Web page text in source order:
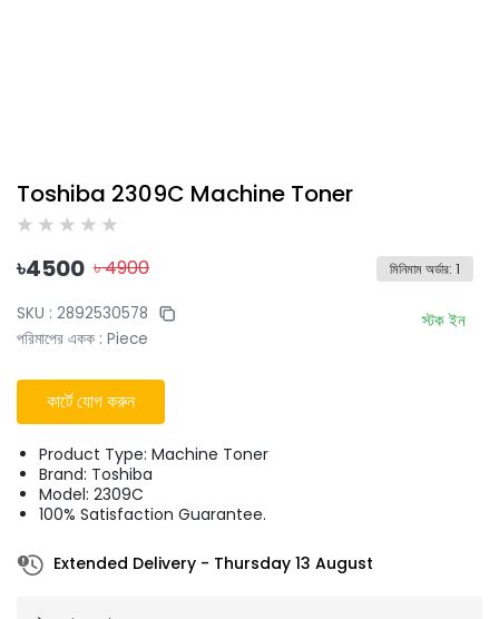
Toshiba 2309C Machine Toner
৳4500 ৳4900 মিনিমাম অর্ডার: 1
SKU : 2892530578
পরিমাপের একক : Piece
স্টক ইন
কার্টে যোগ করুন
Product Type: Machine Toner
Brand: Toshiba
Model: 2309C
100% Satisfaction Guarantee.
Extended Delivery - Thursday 13 August